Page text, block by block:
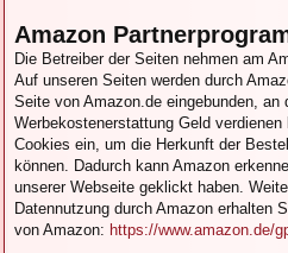
Amazon
Die Betreiber der Seiten nehmen am
Auf unseren Seiten werden durch
Seite von Amazon.de eingebunden, an
Werbekostenerstattung Geld
Cookies ein, um die Herkunft der
können. Dadurch kann Amazon
unserer Webseite geklickt haben.
Datennutzung durch Amazon erhalten
von Amazon: https://www.amazon.de/